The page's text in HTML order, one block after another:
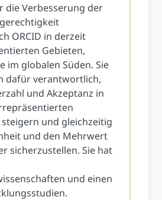
die Verbesserung der
ORCID in derzeit
Gebieten,
im globalen Süden. Sie
dafür verantwortlich,
und Akzeptanz in
steigern und gleichzeitig
und den Mehrwert
sicherzustellen. Sie hat
und einen